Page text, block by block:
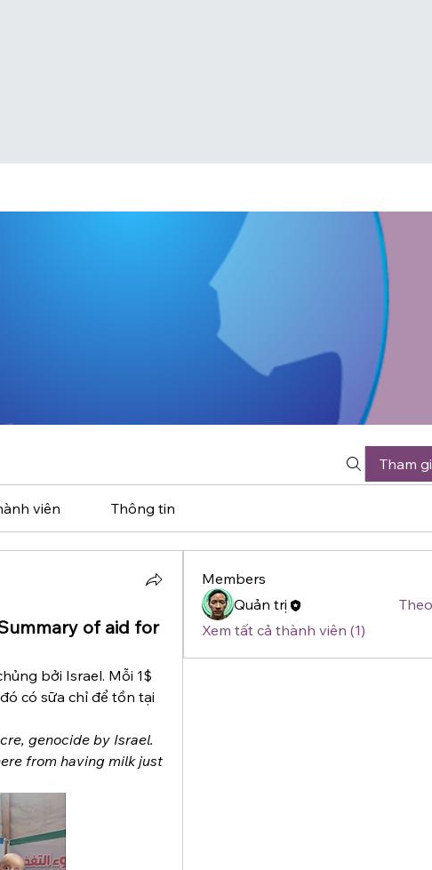
Tham
viên Thông tin
of aid for
bởi Israel. Mỗi 1$
có sữa chỉ để tồn tại
genocide by Israel.
from having milk just
Members
Quản trị
Xem tất cả thành viên (1)